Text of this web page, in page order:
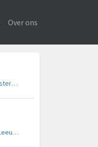
Over ons
Politiehelikopter onderweg vanuit Amsterdam Vliegveld Schiphol
Ambulancehelikopter naar Vliegbasis Leeuwarden